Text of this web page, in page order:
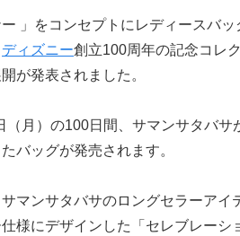
ー 」をコンセプトにレディースバ
ディズニー創立100周年の記念コレ
が発表されました。
（月）の100日間、サマンサタバサ
バッグが発売されます。
マンサタバサのロングセラーアイ
様にデザインした「セレブレーシ